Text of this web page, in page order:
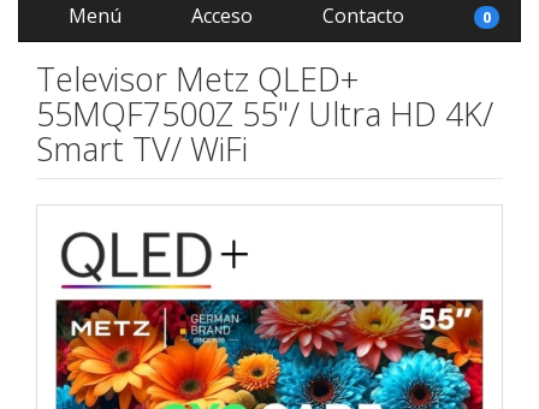
Menú Acceso Contacto 0
Televisor Metz QLED+
55MQF7500Z 55"/ Ultra HD 4K/
Smart TV/ WiFi